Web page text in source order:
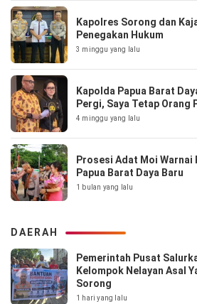
Kapolres Sorong dan
Penegakan Hukum
3 minggu yang lalu
Kapolda Papua Barat
Pergi, Saya Tetap Orang
4 minggu yang lalu
Prosesi Adat Moi Warnai
Papua Barat Daya Baru
1 bulan yang lalu
DAERAH
Pemerintah Pusat
Kelompok Nelayan Asal
Sorong
1 hari yang lalu